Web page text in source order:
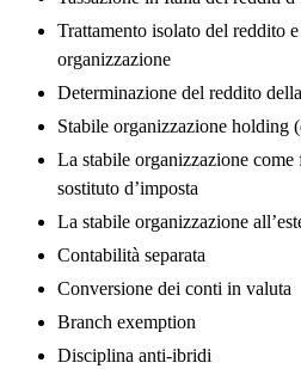
Trattamento isolato del reddito
organizzazione
Determinazione del reddito
Stabile organizzazione holding
La stabile organizzazione
sostituto d’imposta
La stabile organizzazione
Contabilità separata
Conversione dei conti in valuta
Branch exemption
Disciplina anti-ibridi